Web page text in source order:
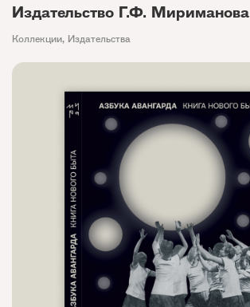
Издательство Г.Ф. Мириманова
Коллекции, Издательства